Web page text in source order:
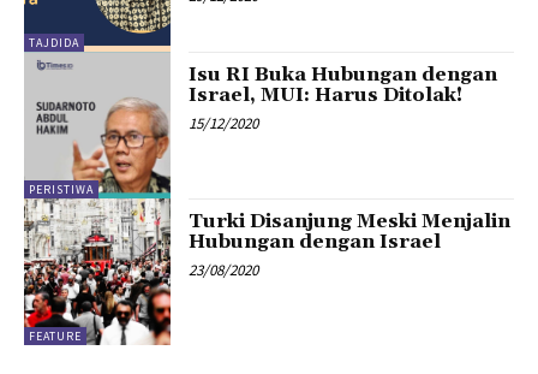
TAJDIDA
PERISTIWA
Isu RI Buka Hubungan dengan
Israel, MUI: Harus Ditolak!
15/12/2020
FEATURE
Turki Disanjung Meski Menjalin
Hubungan dengan Israel
23/08/2020